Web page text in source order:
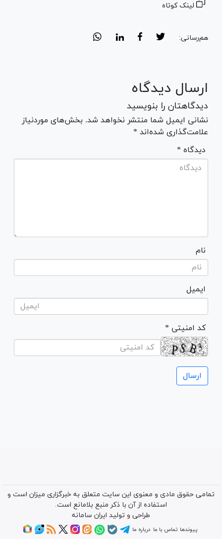
لینک کوتاه
هم‌رسانی:
ارسال دیدگاه
دیدگاهتان را بنویسید
نشانی ایمیل شما منتشر نخواهد شد. بخش‌های موردنیاز
علامت‌گذاری شده‌اند *
* دیدگاه
نام
ایمیل
* کد امنیتی
تمامی حقوق مادی و معنوی این سایت متعلق به خبرگزاری میزان است و
استفاده از آن با ذکر منبع بلامانع است.
طراحی و تولید ایران سامانه
پیوندها تماس با ما درباره ما